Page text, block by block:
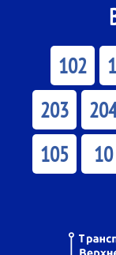
102
203
105
10